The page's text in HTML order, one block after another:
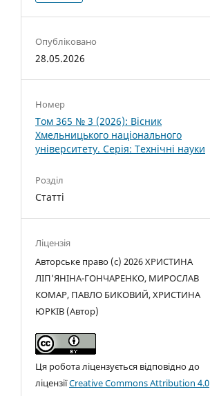
Опубліковано
28.05.2026
Номер
Том 365 № 3 (2026): Вісник
Хмельницького національного
університету. Серія: Технічні науки
Розділ
Статті
Ліцензія
Авторське право (c) 2026 ХРИСТИНА
ЛІП’ЯНІНА-ГОНЧАРЕНКО, МИРОСЛАВ
КОМАР, ПАВЛО БИКОВИЙ, ХРИСТИНА
ЮРКІВ (Автор)
Ця робота ліцензується відповідно до
ліцензіїCreative Commons Attribution 4.0